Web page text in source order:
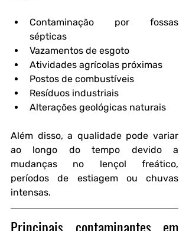
Contaminação por fossas
sépticas
Vazamentos de esgoto
Atividades agrícolas próximas
Postos de combustíveis
Resíduos industriais
Alterações geológicas naturais
Além disso, a qualidade pode variar
ao longo do tempo devido a
mudanças no lençol freático,
períodos de estiagem ou chuvas
intensas.